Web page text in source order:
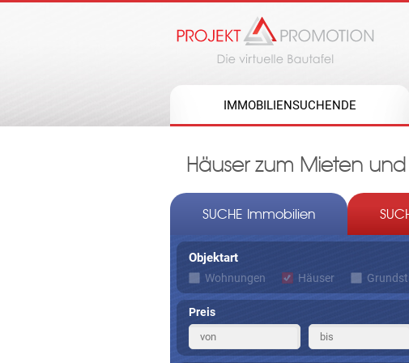
IMMOBILIENSUCHENDE
Häuser zum Mieten
SUCHE Immobilien
Objektart
Wohnungen Häuser
Preis